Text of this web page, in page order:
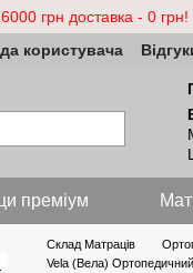
грн доставка - 0 грн!
користувача
преміум
Склад Матраців
Vela (Вела)